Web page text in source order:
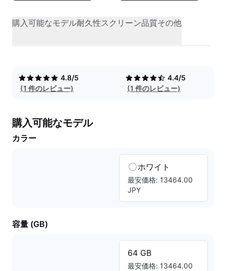
購入可能なモデル耐久性スクリーン品質その他
4.8/5
(1 件のレビュー)
4.4/5
(1 件のレビュー)
購入可能なモデル
カラー
ホワイト
最安価格: 13464.00
JPY
容量 (GB)
64 GB
最安価格: 13464.00